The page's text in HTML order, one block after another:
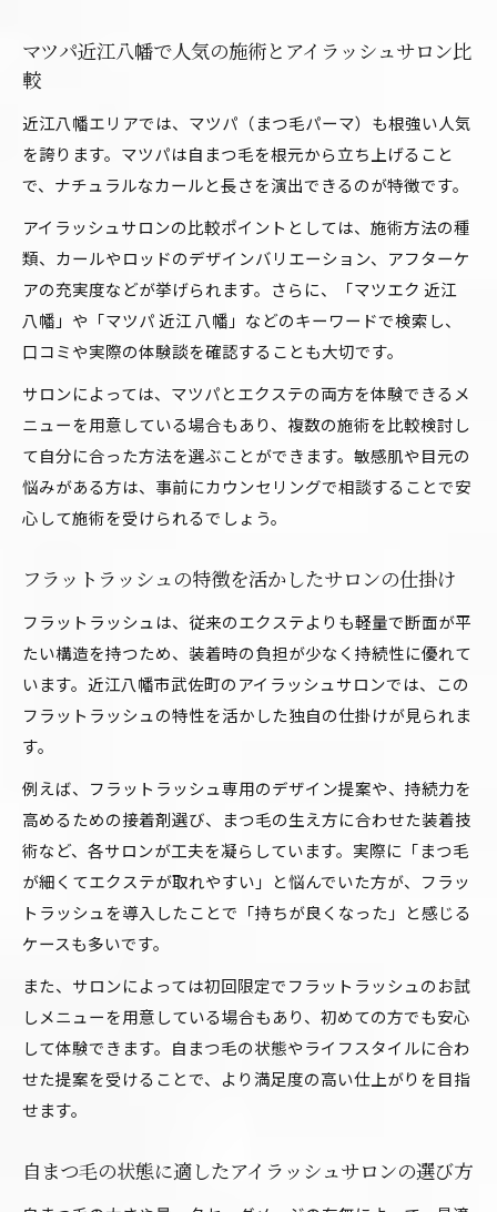
マツパ近江八幡で人気の施術とアイラッシュサロン比
較
近江八幡エリアでは、マツパ（まつ毛パーマ）も根強い人気
を誇ります。マツパは自まつ毛を根元から立ち上げること
で、ナチュラルなカールと長さを演出できるのが特徴です。
アイラッシュサロンの比較ポイントとしては、施術方法の種
類、カールやロッドのデザインバリエーション、アフターケ
アの充実度などが挙げられます。さらに、「マツエク 近江
八幡」や「マツパ 近江 八幡」などのキーワードで検索し、
口コミや実際の体験談を確認することも大切です。
サロンによっては、マツパとエクステの両方を体験できるメ
ニューを用意している場合もあり、複数の施術を比較検討し
て自分に合った方法を選ぶことができます。敏感肌や目元の
悩みがある方は、事前にカウンセリングで相談することで安
心して施術を受けられるでしょう。
フラットラッシュの特徴を活かしたサロンの仕掛け
フラットラッシュは、従来のエクステよりも軽量で断面が平
たい構造を持つため、装着時の負担が少なく持続性に優れて
います。近江八幡市武佐町のアイラッシュサロンでは、この
フラットラッシュの特性を活かした独自の仕掛けが見られま
す。
例えば、フラットラッシュ専用のデザイン提案や、持続力を
高めるための接着剤選び、まつ毛の生え方に合わせた装着技
術など、各サロンが工夫を凝らしています。実際に「まつ毛
が細くてエクステが取れやすい」と悩んでいた方が、フラッ
トラッシュを導入したことで「持ちが良くなった」と感じる
ケースも多いです。
また、サロンによっては初回限定でフラットラッシュのお試
しメニューを用意している場合もあり、初めての方でも安心
して体験できます。自まつ毛の状態やライフスタイルに合わ
せた提案を受けることで、より満足度の高い仕上がりを目指
せます。
自まつ毛の状態に適したアイラッシュサロンの選び方